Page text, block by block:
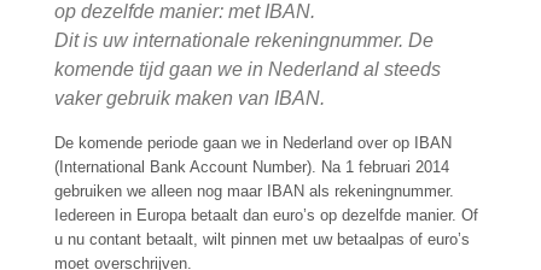
op dezelfde manier: met IBAN.
Dit is uw internationale rekeningnummer. De
komende tijd gaan we in Nederland al steeds
vaker gebruik maken van IBAN.
De komende periode gaan we in Nederland over op IBAN
(International Bank Account Number). Na 1 februari 2014
gebruiken we alleen nog maar IBAN als rekeningnummer.
Iedereen in Europa betaalt dan euro’s op dezelfde manier. Of
u nu contant betaalt, wilt pinnen met uw betaalpas of euro’s
moet overschrijven.